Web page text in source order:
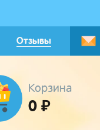
Отзывы
Корзина
0 ₽